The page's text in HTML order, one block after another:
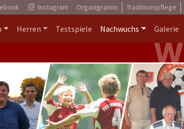
Instagram Organigramm Traditionspflege
Herren Testspiele Nachwuchs Galerie